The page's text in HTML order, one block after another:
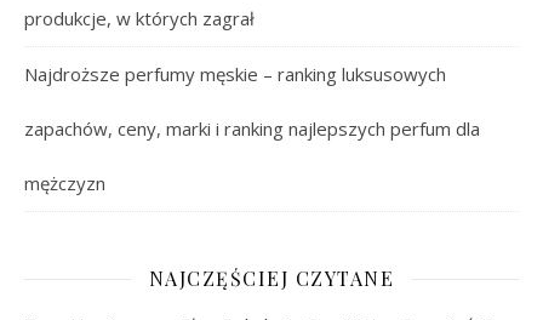
produkcje, w których zagrał
Najdroższe perfumy męskie – ranking luksusowych
zapachów, ceny, marki i ranking najlepszych perfum dla
mężczyzn
NAJCZĘŚCIEJ CZYTANE